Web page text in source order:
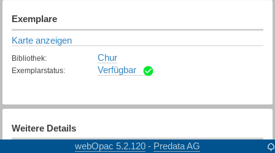
Exemplare
Karte anzeigen
Bibliothek: Chur
Exemplarstatus: Verfügbar
Weitere Details
webOpac 5.2.120 - Predata AG